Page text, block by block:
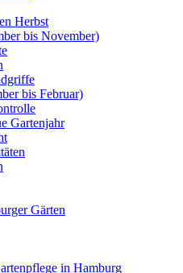
Herbst
bis November)
bis Februar)
Gartenjahr
Gärten
in Hamburg